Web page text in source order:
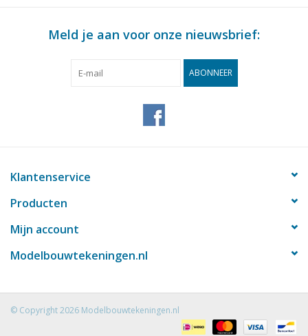
Meld je aan voor onze nieuwsbrief:
ABONNEER
Klantenservice
Producten
Mijn account
Modelbouwtekeningen.nl
© Copyright 2026 Modelbouwtekeningen.nl